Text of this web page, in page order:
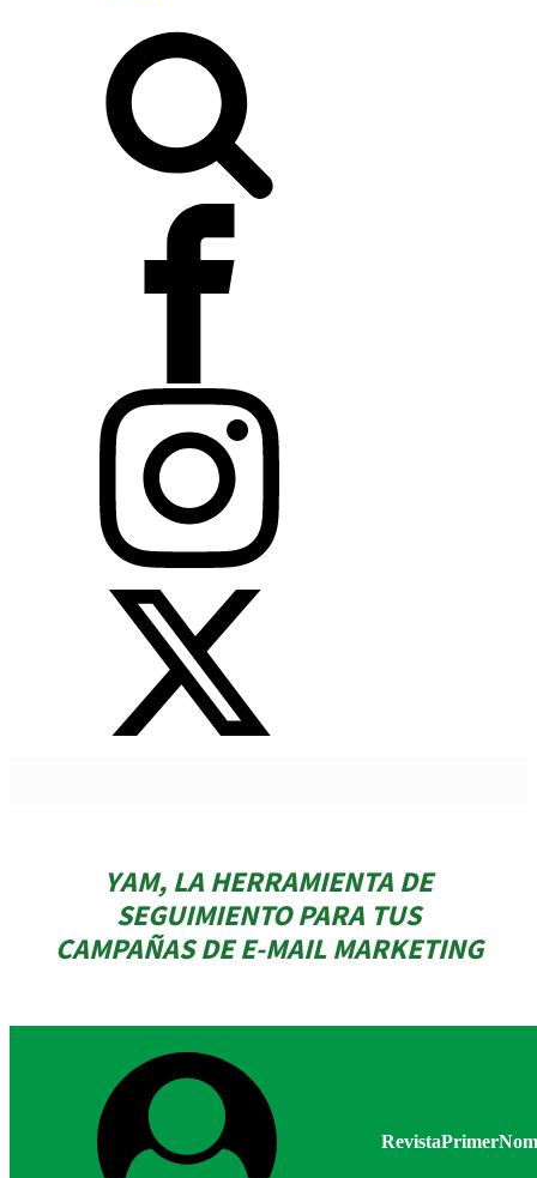
YAM, LA HERRAMIENTA DE
SEGUIMIENTO PARA TUS
CAMPAÑAS DE E-MAIL MARKETING